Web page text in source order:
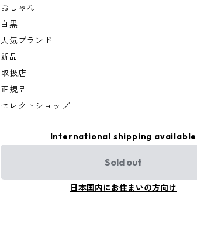
おしゃれ
白黒
人気ブランド
新品
取扱店
正規品
セレクトショップ
International shipping available
Sold out
日本国内にお住まいの方向け